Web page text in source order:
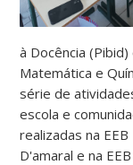
à Docência
Matemática e
série de
escola e
realizadas na
D'amaral e na